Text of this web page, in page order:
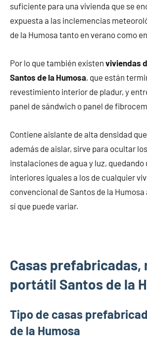
suficiente para una vivienda que se
expuesta a las inclemencias
de la Humosa tanto en verano como
Por lo que también existen viviendas
Santos de la Humosa, que están
revestimiento interior de pladur, y
panel de sándwich o panel de
Contiene aislante de alta densidad
además de aislar, sirve para ocultar
instalaciones de agua y luz, quedando
interiores iguales a los de cualquier
convencional de Santos de la
sí que puede variar.
Casas prefabricadas,
portátil Santos de la
Tipo de casas
de la Humosa